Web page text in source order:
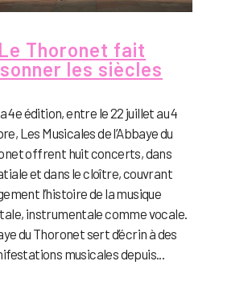
Le Thoronet fait
les siècles
4e édition, entre le 22 juillet au 4
Les Musicales de l’Abbaye du
offrent huit concerts, dans
et dans le cloître, couvrant
l’histoire de la musique
instrumentale comme vocale.
du Thoronet sert d’écrin à des
musicales depuis...